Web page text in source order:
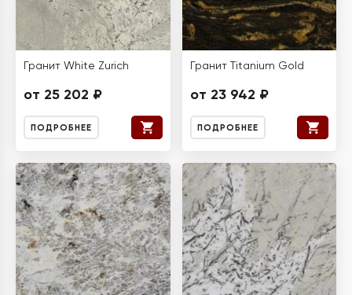
Гранит White Zurich
от 25 202 ₽
ПОДРОБНЕЕ
Гранит Titanium Gold
от 23 942 ₽
ПОДРОБНЕЕ